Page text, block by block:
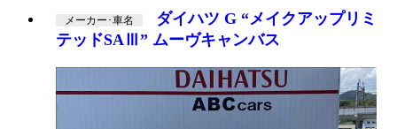
メーカー･車名
ダイハツ G “メイクアップリミ
テッドSAⅢ” ムーヴキャンバス